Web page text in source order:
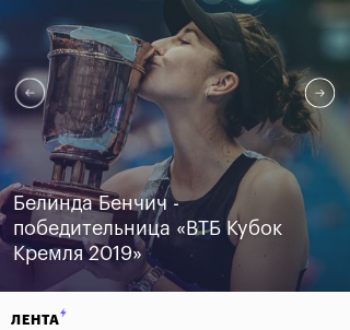
Белинда Бенчич -
победительница «ВТБ Кубок
Кремля 2019»
ЛЕНТА